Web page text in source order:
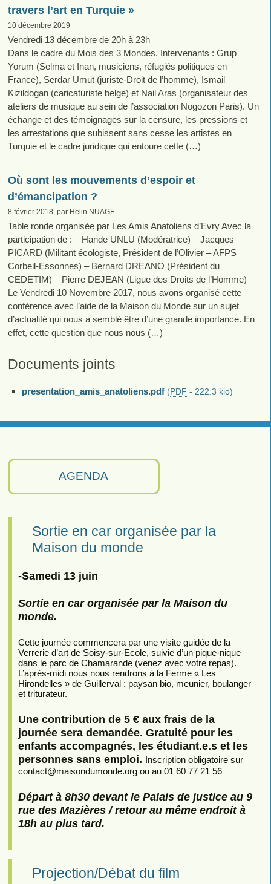
AGENDA
Sortie en car organisée par la
Maison du monde
-Samedi 13 juin
Sortie en car organisée par la Maison du
monde.
Cette journée commencera par une visite guidée de la
Verrerie d’art de Soisy-sur-Ecole, suivie d’un pique-nique
dans le parc de Chamarande (venez avec votre repas).
L’après-midi nous nous rendrons à la Ferme « Les
Hirondelles » de Guillerval : paysan bio, meunier, boulanger
et triturateur.
Une contribution de 5 € aux frais de la
journée sera demandée. Gratuité pour les
enfants accompagnés, les étudiant.e.s et les
personnes sans emploi. Inscription obligatoire sur
contact@maisondumonde.org ou au 01 60 77 21 56
Départ à 8h30 devant le Palais de justice au 9
rue des Mazières / retour au même endroit à
18h au plus tard.
Projection/Débat du film
travers l’art en Turquie »
10 décembre 2019
Vendredi 13 décembre de 20h à 23h
Dans le cadre du Mois des 3 Mondes. Intervenants : Grup
Yorum (Selma et Inan, musiciens, réfugiés politiques en
France), Serdar Umut (juriste-Droit de l’homme), Ismail
Kizildogan (caricaturiste belge) et Nail Aras (organisateur des
ateliers de musique au sein de l’association Nogozon Paris). Un
échange et des témoignages sur la censure, les pressions et
les arrestations que subissent sans cesse les artistes en
Turquie et le cadre juridique qui entoure cette (…)
Où sont les mouvements d’espoir et
d’émancipation ?
8 février 2018, par Helin NUAGE
Table ronde organisée par Les Amis Anatoliens d’Evry Avec la
participation de : – Hande UNLU (Modératrice) – Jacques
PICARD (Militant écologiste, Président de l’Olivier – AFPS
Corbeil-Essonnes) – Bernard DREANO (Président du
CEDETIM) – Pierre DEJEAN (Ligue des Droits de l’Homme)
Le Vendredi 10 Novembre 2017, nous avons organisé cette
conférence avec l’aide de la Maison du Monde sur un sujet
d’actualité qui nous a semblé être d’une grande importance. En
effet, cette question que nous nous (…)
Documents joints
presentation_amis_anatoliens.pdf (PDF - 222.3 kio)